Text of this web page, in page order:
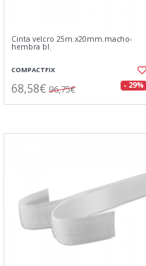
Cinta velcro 25m.x20mm.macho-
hembra bl.
COMPACTFIX
68,58€ 96,75€ - 29%